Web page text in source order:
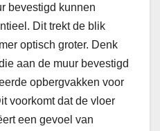
bevestigd kunnen
Dit trekt de blik
optisch groter. Denk
aan de muur bevestigd
opbergvakken voor
voorkomt dat de vloer
een gevoel van